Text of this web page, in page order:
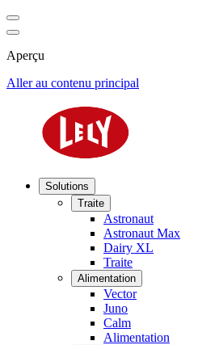
Aperçu
Aller au contenu principal
Solutions
Traite
Astronaut
Astronaut Max
Dairy XL
Traite
Alimentation
Vector
Juno
Calm
Alimentation